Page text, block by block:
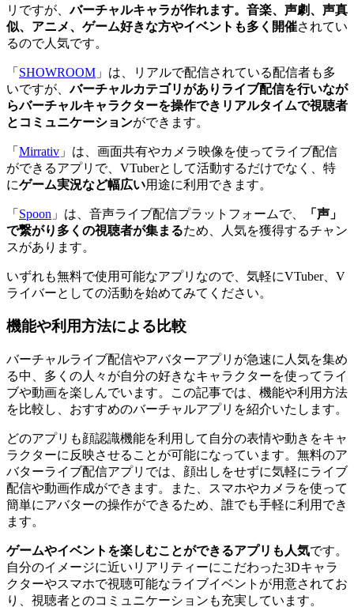
リですが、バーチャルキャラが作れます。音楽、声劇、声真
似、アニメ、ゲーム好きな方やイベントも多く開催されてい
るので人気です。
「 SHOWROOM 」は、リアルで配信されている配信者も多
いですが、バーチャルカテゴリがありライブ配信を行いなが
らバーチャルキャラクターを操作できリアルタイムで視聴者
とコミュニケーションができます。
「 Mirrativ 」は、画面共有やカメラ映像を使ってライブ配信
ができるアプリで、VTuberとして活動するだけでなく、特
にゲーム実況など幅広い用途に利用できます。
「 Spoon 」は、音声ライブ配信プラットフォームで、
「声」
で繋がり多くの視聴者が集まるため、人気を獲得するチャン
スがあります。
いずれも無料で使用可能なアプリなので、気軽にVTuber、V
ライバーとしての活動を始めてみてください。
機能や利用方法による比較
バーチャルライブ配信やアバターアプリが急速に人気を集め
る中、多くの人々が自分の好きなキャラクターを使ってライ
ブや動画を楽しんでいます。この記事では、機能や利用方法
を比較し、おすすめのバーチャルアプリを紹介いたします。
どのアプリも顔認識機能を利用して自分の表情や動きをキャ
ラクターに反映させることが可能になっています。無料のア
バターライブ配信アプリでは、顔出しをせずに気軽にライブ
配信や動画作成ができます。また、スマホやカメラを使って
簡単にアバターの操作ができるため、誰でも手軽に利用でき
ます。
ゲームやイベントを楽しむことができるアプリも人気です。
自分のイメージに近いリアリティーにこだわった3Dキャラ
クターやスマホで視聴可能なライブイベントが用意されてお
り、視聴者とのコミュニケーションも充実しています。